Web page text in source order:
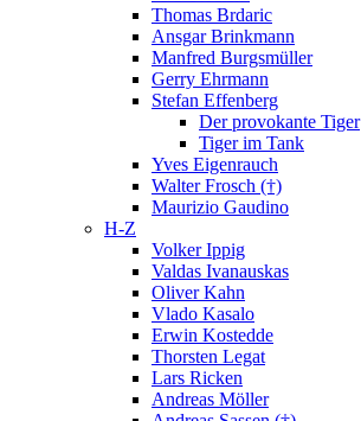
Thomas Brdaric
Ansgar Brinkmann
Manfred Burgsmüller
Gerry Ehrmann
Stefan Effenberg
Der provokante Tiger
Tiger im Tank
Yves Eigenrauch
Walter Frosch (†)
Maurizio Gaudino
H-Z
Volker Ippig
Valdas Ivanauskas
Oliver Kahn
Vlado Kasalo
Erwin Kostedde
Thorsten Legat
Lars Ricken
Andreas Möller